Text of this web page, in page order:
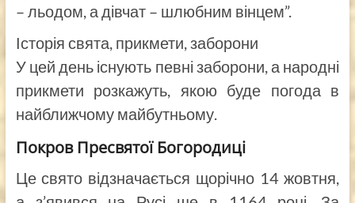
– льодом, а дівчат – шлюбним вінцем”.
Історія свята, прикмети, заборони
У цей день існують певні заборони, а народні
прикмети розкажуть, якою буде погода в
найближчому майбутньому.
Покров Пресвятої Богородиці
Це свято відзначається щорічно 14 жовтня,